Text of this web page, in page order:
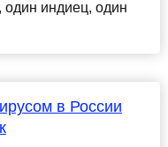
индиец, один
в России